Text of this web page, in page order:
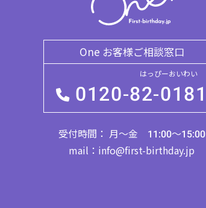
One お客様ご相談窓口
0120-82-0181
はっぴーおいわい
受付時間： 月～金 11:00～15:00
mail：info@first-birthday.jp